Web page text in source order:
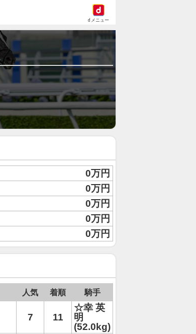
dメニュー
0万円
0万円
0万円
0万円
0万円
人気 着順 騎手
7 11
☆幸 英
明
(52.0kg)